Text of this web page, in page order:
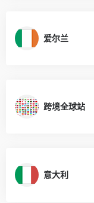
爱尔兰
跨境全球站
意大利